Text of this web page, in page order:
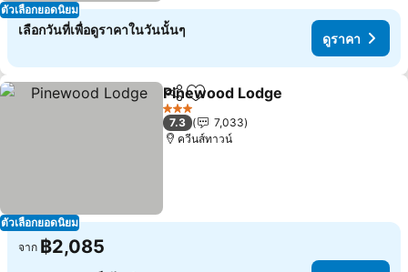
ตัวเลือกยอดนิยม
เลือกวันที่เพื่อดูราคาในวันนั้นๆ
ดูราคา
ตัวเลือกยอดนิยม
แชร์ เพิ่มในรายการโปรด
Pinewood Lodge
3 ดาว
7.3
7,033
ควีนส์ทาวน์
จาก ฿2,085